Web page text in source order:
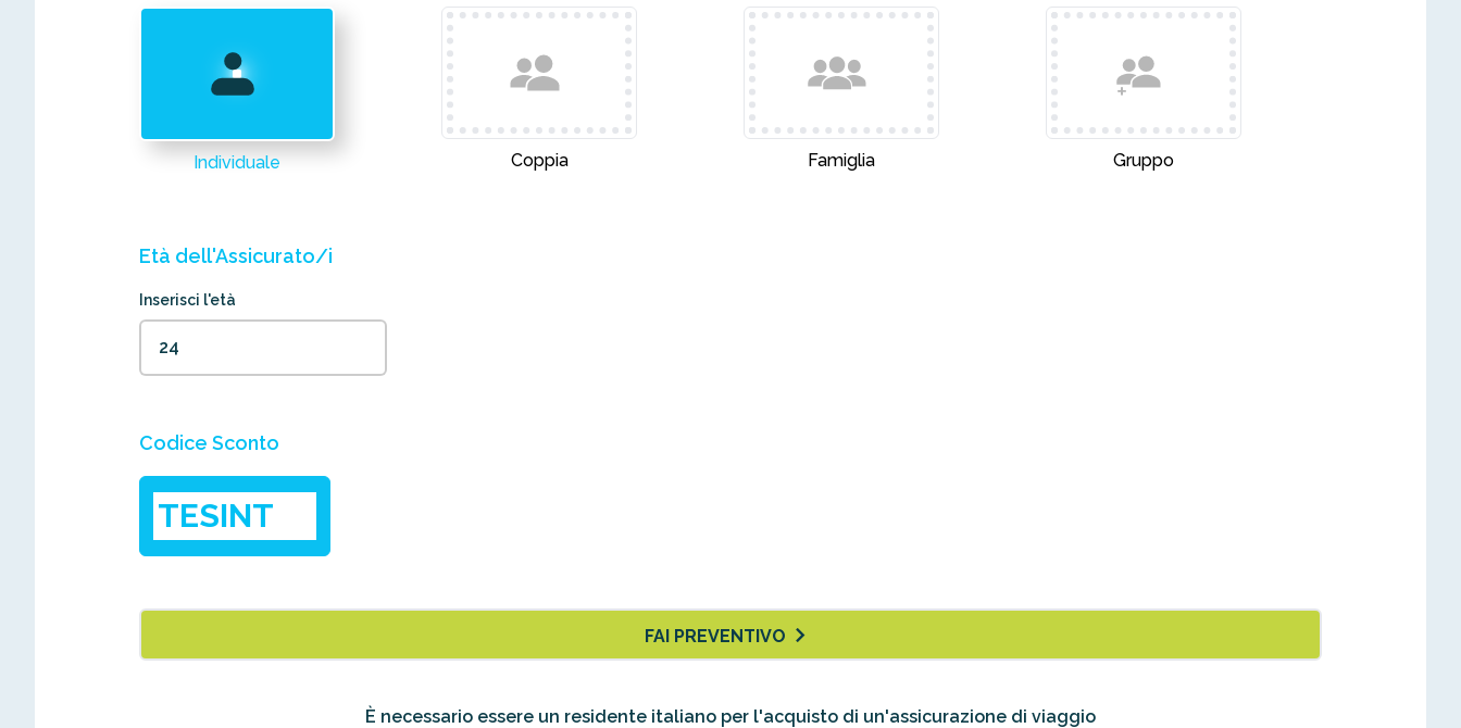
Individuale Coppia Famiglia Gruppo
Età dell'Assicurato/i
Inserisci l'età
Codice Sconto
FAI PREVENTIVO
È necessario essere un residente italiano per l'acquisto di un'assicurazione di viaggio